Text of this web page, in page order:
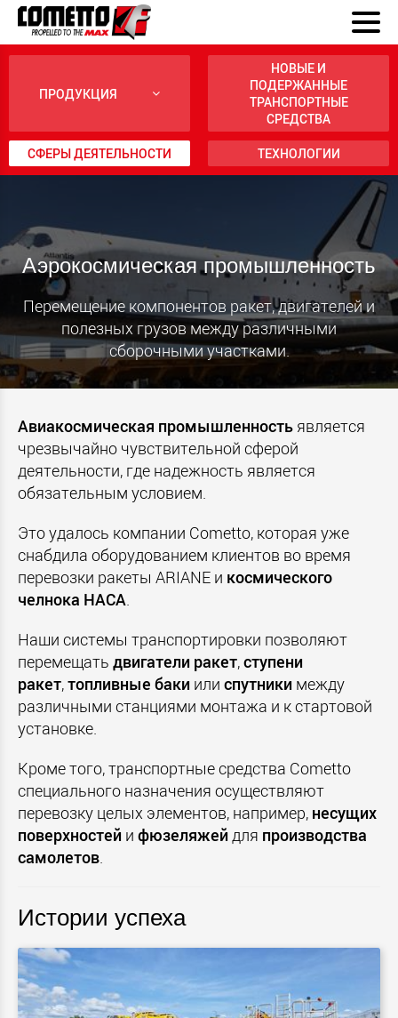
ПРОДУКЦИЯ
НОВЫЕ И
ПОДЕРЖАННЫЕ
ТРАНСПОРТНЫЕ
СРЕДСТВА
СФЕРЫ ДЕЯТЕЛЬНОСТИ ТЕХНОЛОГИИ
Аэрокосмическая промышленность
Перемещение компонентов ракет, двигателей и
полезных грузов между различными
сборочными участками.
Авиакосмическая промышленность является
чрезвычайно чувствительной сферой
деятельности, где надежность является
обязательным условием.
Это удалось компании Cometto, которая уже
снабдила оборудованием клиентов во время
перевозки ракеты ARIANE и космического
челнока НАСА.
Наши системы транспортировки позволяют
перемещать двигатели ракет,ступени
ракет,топливные баки или спутники между
различными станциями монтажа и к стартовой
установке.
Кроме того, транспортные средства Cometto
специального назначения осуществляют
перевозку целых элементов, например, несущих
поверхностей и фюзеляжей для производства
самолетов.
Истории успеха